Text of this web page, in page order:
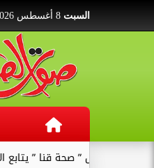
السبت
وكيل ” صحة قنا ” يتابع